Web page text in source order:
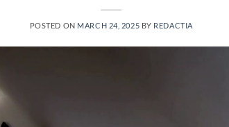
POSTED ON MARCH 24, 2025 BY REDACTIA